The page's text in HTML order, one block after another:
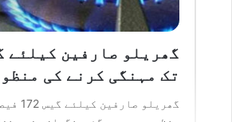
تک مہنگی کرنے کی